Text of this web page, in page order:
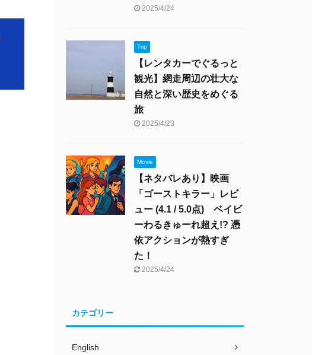
2025/4/24
Trip
【レンタカーでぐるっと
観光】網走周辺の壮大な
自然と深い歴史をめぐる
旅
2025/4/23
Movie
【ネタバレあり】映画
「ゴーストキラー」レビ
ュー (4.1 / 5.0点) ベイビ
ーわるきゅーれ超え!? 憑
依アクションが熱すぎ
た！
2025/4/24
カテゴリー
English